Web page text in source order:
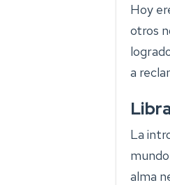
Hoy
otros
a
La
alma